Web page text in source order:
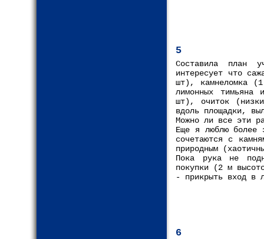
5
Составила план
интересует что
шт), камнеломка
лимонных тимьяна
шт), очиток
вдоль площадки,
Можно ли все эти
Еще я люблю более
сочетаются с
природным
Пока рука не
покупки (2 м
- прикрыть вход в
6